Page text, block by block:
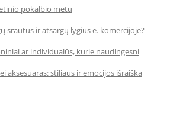
pokalbio metu
srautus ir atsargų lygius e. komercijoje?
ar individualūs, kurie naudingesni
aksesuaras: stiliaus ir emocijos išraiška